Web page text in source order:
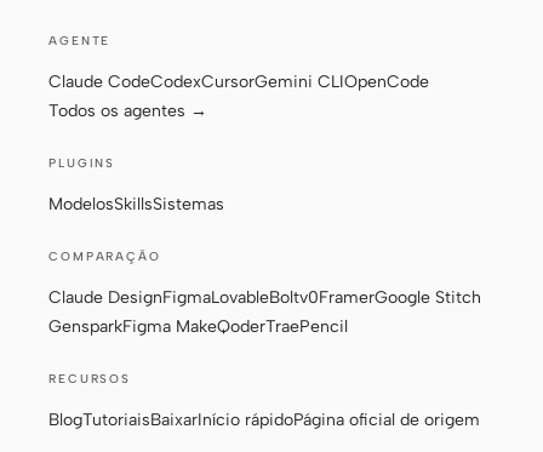
com IA
Gerador de protótipos
com IA
Gerador de landing page
Do design ao código
AGENTE
Claude CodeCodexCursorGemini CLIOpenCode
Todos os agentes →
PLUGINS
ModelosSkillsSistemas
COMPARAÇÃO
Claude DesignFigmaLovableBoltv0FramerGoogle Stitch
GensparkFigma MakeQoderTraePencil
RECURSOS
BlogTutoriaisBaixarInício rápidoPágina oficial de origem